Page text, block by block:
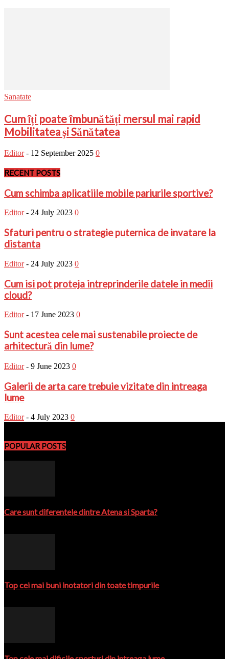
Sanatate
Cum îți poate îmbunătăți mersul mai rapid
Mobilitatea și Sănătatea
Editor - 12 September 2025 0
RECENT POSTS
Cum schimba aplicatiile mobile pariurile sportive?
Editor - 24 July 2023 0
Sfaturi pentru o strategie puternica de invatare la
distanta
Editor - 24 July 2023 0
Cum isi pot proteja intreprinderile datele in medii
cloud?
Editor - 17 June 2023 0
Sunt acestea cele mai sustenabile proiecte de
arhitectură din lume?
Editor - 9 June 2023 0
Galerii de arta care trebuie vizitate din intreaga
lume
Editor - 4 July 2023 0
POPULAR POSTS
Care sunt diferentele dintre Atena si Sparta?
Top cei mai buni inotatori din toate timpurile